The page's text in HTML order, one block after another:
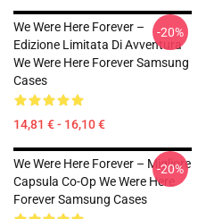
We Were Here Forever –
Edizione Limitata Di Avventura
We Were Here Forever Samsung
Cases
14,81 € - 16,10 €
-20%
We Were Here Forever – Migliore
Capsula Co-Op We Were Here
Forever Samsung Cases
-20%